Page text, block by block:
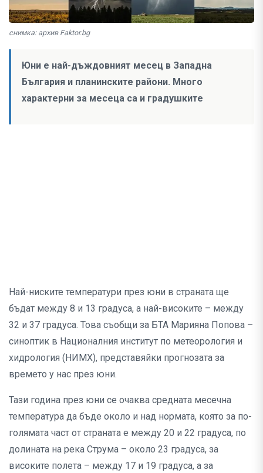
снимка: архив Faktor.bg
Юни е най-дъждовният месец в Западна
България и планинските райони. Много
характерни за месеца са и градушките
Най-ниските температури през юни в страната ще
бъдат между 8 и 13 градуса, а най-високите – между
32 и 37 градуса. Това съобщи за БТА Марияна Попова –
синоптик в Националния институт по метеорология и
хидрология (НИМХ), представяйки прогнозата за
времето у нас през юни.
Тази година през юни се очаква средната месечна
температура да бъде около и над нормата, която за по-
голямата част от страната е между 20 и 22 градуса, по
долината на река Струма – около 23 градуса, за
високите полета – между 17 и 19 градуса, а за